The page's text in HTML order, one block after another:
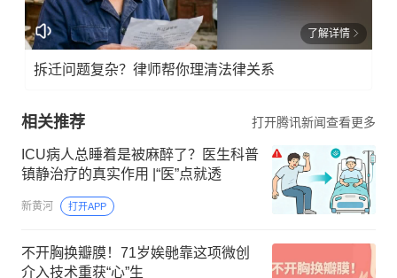
了解详情
拆迁问题复杂？律师帮你理清法律关系
相关推荐 打开腾讯新闻查看更多
ICU病人总睡着是被麻醉了？医生科普
镇静治疗的真实作用 |“医”点就透
新黄河 打开APP
不开胸换瓣膜！71岁娭毑靠这项微创
介入技术重获“心”生